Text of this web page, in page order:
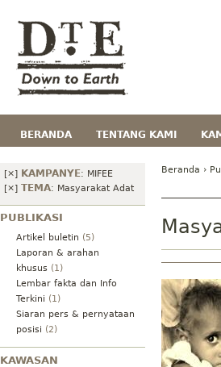
BERANDA TENTANG KAMI
[×] KAMPANYE: MIFEE
[×] TEMA: Masyarakat Adat
PUBLIKASI
Artikel buletin (5)
Laporan & arahan
khusus (1)
Lembar fakta dan Info
Terkini (1)
Siaran pers & pernyataan
posisi (2)
KAWASAN
Beranda ›